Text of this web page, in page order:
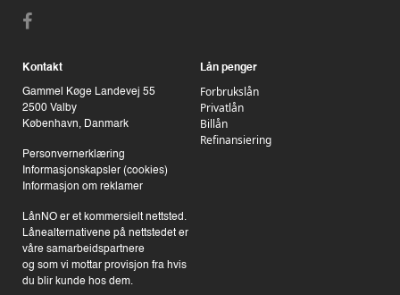
Kontakt
Gammel Køge Landevej 55
2500 Valby
København, Danmark
Personvernerklæring
Informasjonskapsler (cookies)
Informasjon om reklamer
LånNO er et kommersielt nettsted.
Lånealternativene på nettstedet er
våre samarbeidspartnere
og som vi mottar provisjon fra hvis
du blir kunde hos dem.
Lån penger
Forbrukslån
Privatlån
Billån
Refinansiering